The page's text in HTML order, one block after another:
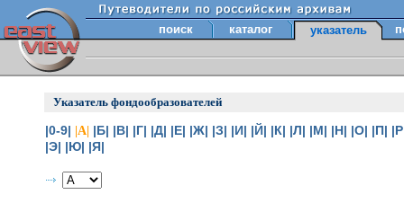
поиск каталог указатель
Указатель фондообразователей
|0-9| |А| |Б| |В| |Г| |Д| |Е| |Ж| |З| |И| |Й| |К| |Л| |М| |Н| |О| |П|
|Э| |Ю| |Я|